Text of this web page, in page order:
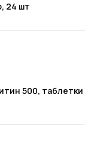
24 шт